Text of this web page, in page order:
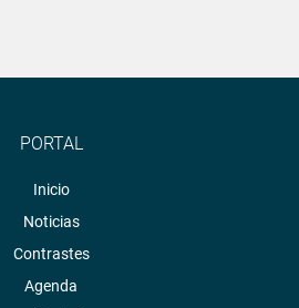
PORTAL
Inicio
Noticias
Contrastes
Agenda